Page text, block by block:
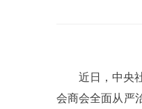
近日，中央
会商会全面从严